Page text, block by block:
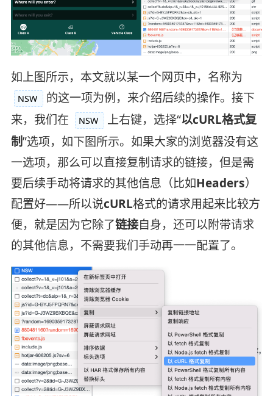
如上图所示，本文就以某一个网页中，名称为
NSW
的这一项为例，来介绍后续的操作。接下
来，我们在
NSW 上右键，选择“以cURL格式复
制”选项，如下图所示。如果大家的浏览器没有这
一选项，那么可以直接复制请求的链接，但是需
要后续手动将请求的其他信息（比如Headers）
配置好——所以说cURL格式的请求用起来比较方
便，就是因为它除了链接自身，还可以附带请求
的其他信息，不需要我们手动再一一配置了。